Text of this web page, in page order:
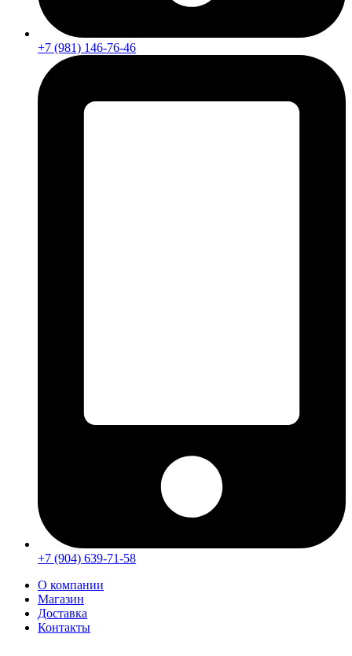
+7 (981) 146-76-46
+7 (904) 639-71-58
О компании
Магазин
Доставка
Контакты